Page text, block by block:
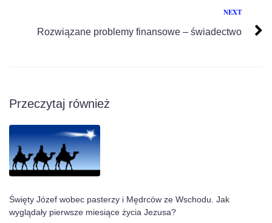
NEXT
Rozwiązane problemy finansowe – świadectwo
Przeczytaj również
Święty Józef wobec pasterzy i Mędrców ze Wschodu. Jak
wyglądały pierwsze miesiące życia Jezusa?